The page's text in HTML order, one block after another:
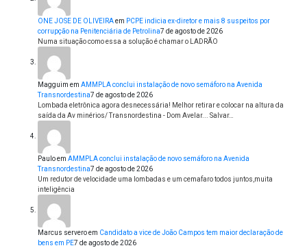
ONE JOSE DE OLIVEIRAem PCPE indicia ex-diretor e mais 8 suspeitos por
corrupção na Penitenciária de Petrolina7 de agosto de 2026
Numa situação como essa a solução é chamar o LADRÃO
Magguim em AMMPLA conclui instalação de novo semáforo na Avenida
Transnordestina7 de agosto de 2026
Lombada eletrônica agora desnecessária! Melhor retirar e colocar na altura da
saída da Av minérios/ Transnordestina - Dom Avelar... Salvar…
Pauloem AMMPLA conclui instalação de novo semáforo na Avenida
Transnordestina7 de agosto de 2026
Um redutor de velocidade uma lombadas e um cemafaro todos juntos,muita
inteligência
Marcus serveroem Candidato a vice de João Campos tem maior declaração de
bens em PE7 de agosto de 2026